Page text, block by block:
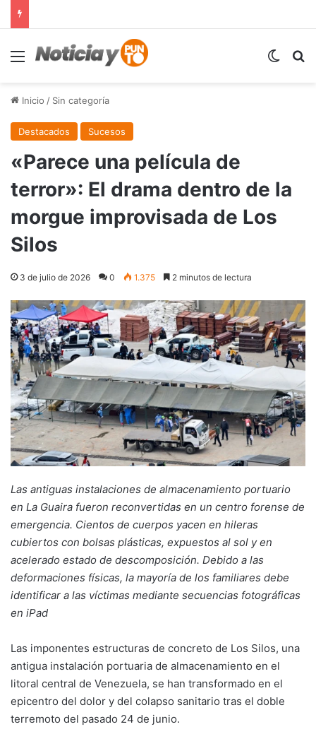
Menú
Inicio / Sin categoría
Destacados Sucesos
«Parece una película de
terror»: El drama dentro de la
morgue improvisada de Los
Silos
3 de julio de 2026 0 1.375 2 minutos de lectura
Las antiguas instalaciones de almacenamiento portuario
en La Guaira fueron reconvertidas en un centro forense de
emergencia. Cientos de cuerpos yacen en hileras
cubiertos con bolsas plásticas, expuestos al sol y en
acelerado estado de descomposición. Debido a las
deformaciones físicas, la mayoría de los familiares debe
identificar a las víctimas mediante secuencias fotográficas
en iPad
Las imponentes estructuras de concreto de Los Silos, una
antigua instalación portuaria de almacenamiento en el
litoral central de Venezuela, se han transformado en el
epicentro del dolor y del colapso sanitario tras el doble
terremoto del pasado 24 de junio.